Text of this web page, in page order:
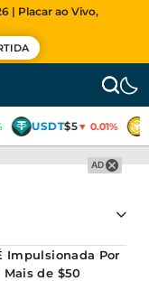
| Placar ao Vivo,
USDT$5▼ 0.01%
AD
Impulsionada Por
Mais de $50